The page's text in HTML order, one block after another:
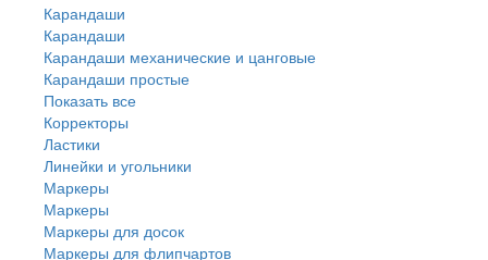
Карандаши
Карандаши
Карандаши механические и цанговые
Карандаши простые
Показать все
Корректоры
Ластики
Линейки и угольники
Маркеры
Маркеры
Маркеры для досок
Маркеры для флипчартов